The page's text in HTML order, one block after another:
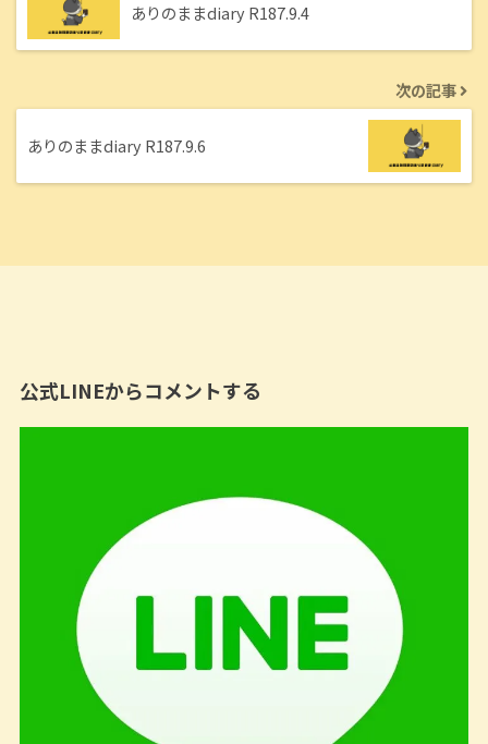
ありのままdiary R187.9.4
次の記事
ありのままdiary R187.9.6
公式LINEからコメントする